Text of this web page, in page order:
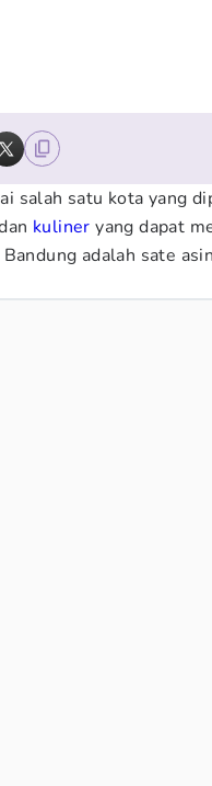
salah satu kota yang
kuliner yang dapat
adalah sate